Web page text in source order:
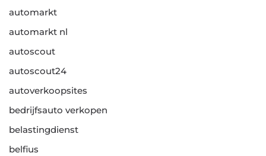
automarkt
automarkt nl
autoscout
autoscout24
autoverkoopsites
bedrijfsauto verkopen
belastingdienst
belfius